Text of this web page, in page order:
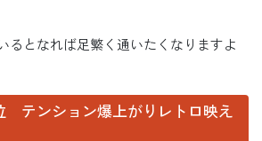
るとなれば足繁く通いたくなりますよ
テンション爆上がりレトロ映え